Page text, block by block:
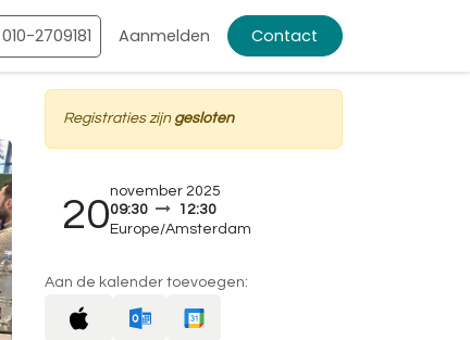
010-2709181 Aanmelden Contact
Registraties zijn gesloten
20
november 2025
09:30
12:30
Europe/Amsterdam
Aan de kalender toevoegen: